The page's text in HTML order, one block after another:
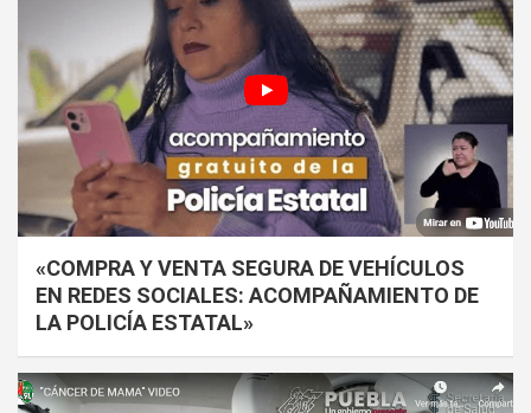
«COMPRA Y VENTA SEGURA DE VEHÍCULOS
EN REDES SOCIALES: ACOMPAÑAMIENTO DE
LA POLICÍA ESTATAL»